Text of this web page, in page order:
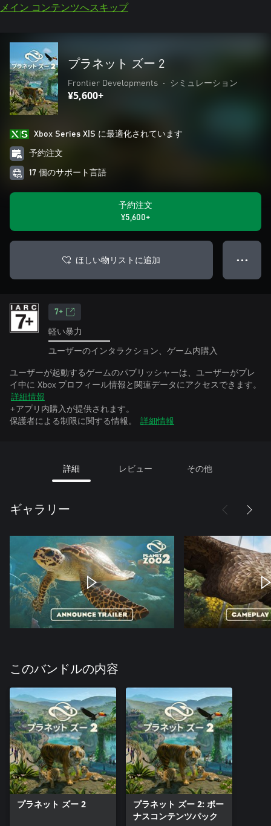
メイン コンテンツへスキップ
プラネット ズー 2
Frontier Developments • シミュレーション
¥5,600+
Xbox Series X|S に最適化されています
予約注文
17 個のサポート言語
予約注文
¥5,600+
ほしい物リストに追加 ● ● ●
7+
軽い暴力
ユーザーのインタラクション、ゲーム内購入
ユーザーが起動するゲームのパブリッシャーは、ユーザーがプレ
イ中に Xbox プロフィール情報と関連データにアクセスできます。
詳細情報
+アプリ内購入が提供されます。
保護者による制限に関する情報。
詳細情報
詳細 レビュー その他
ギャラリー
このバンドルの内容
プラネット ズー 2
プラネット ズー 2: ボー
ナスコンテンツパック